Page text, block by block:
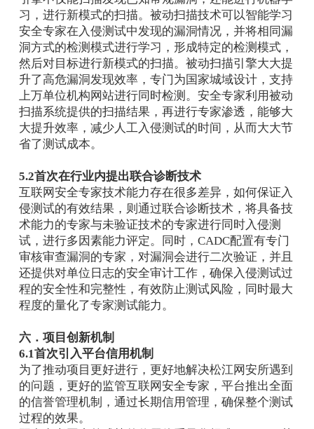
习，进行新模式的扫描。被动扫描技术可以智能学习
安全专家在入侵测试中发现的漏洞情况，并将相同漏
洞方式的检测模式进行学习，形成特定的检测模式，
然后对目标进行新模式的扫描。被动扫描引擎大大提
升了高危漏洞发现效率，专门为国家城域设计，支持
上万单位机构网站进行同时检测。安全专家利用被动
扫描系统提供的扫描结果，再进行专家渗透，能够大
大提升效率，减少人工入侵测试的时间，从而大大节
省了测试成本。
5.2首次在行业内提出联合诊断技术
互联网安全专家技术能力存在很多差异，如何保证入
侵测试的有效结果，则通过联合诊断技术，将具备技
术能力的专家与未验证技术的专家进行同时入侵测
试，进行多因素能力评定。同时，CADC配置有专门
审核审查漏洞的专家，对漏洞会进行二次验证，并且
还提供对单位日志的安全审计工作，确保入侵测试过
程的安全性和完整性，有效防止测试风险，同时最大
程度的量化了专家测试能力。
六．项目创新机制
6.1首次引入平台信用机制
为了推动项目更好进行，更好地解决松江网安所遇到
的问题，更好的监管互联网安全专家，平台推出全面
的信誉管理机制，通过长期信用管理，确保整个测试
过程的效果。